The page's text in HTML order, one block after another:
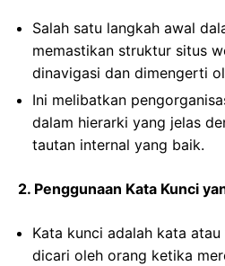
Salah satu langkah awal
memastikan struktur situs
dinavigasi dan dimengerti
Ini melibatkan
dalam hierarki yang jelas
tautan internal yang baik.
2. Penggunaan Kata Kunci
Kata kunci adalah kata
dicari oleh orang ketika